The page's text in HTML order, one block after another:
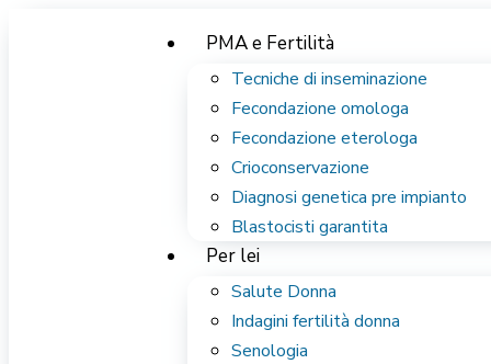
PMA e Fertilità
Tecniche di inseminazione
Fecondazione omologa
Fecondazione eterologa
Crioconservazione
Diagnosi genetica pre impianto
Blastocisti garantita
Per lei
Salute Donna
Indagini fertilità donna
Senologia